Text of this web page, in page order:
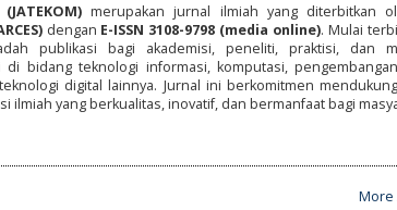
merupakan jurnal ilmiah yang diterbitkan
dengan E-ISSN 3108-9798 (media online). Mulai
publikasi bagi akademisi, peneliti, praktisi, dan
bidang teknologi informasi, komputasi,
digital lainnya. Jurnal ini berkomitmen
yang berkualitas, inovatif, dan bermanfaat bagi
More